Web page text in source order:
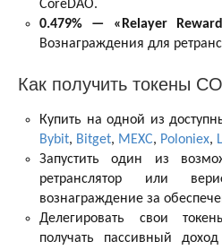
CoreDAO.
0.479% — «Relayer
Вознаграждения для
Как получить токены
Купить на одной из
Bybit, Bitget, MEXC, Poloniex,
Запустить один из
ретранслятор или
вознаграждение за
Делегировать свои
получать пассивный